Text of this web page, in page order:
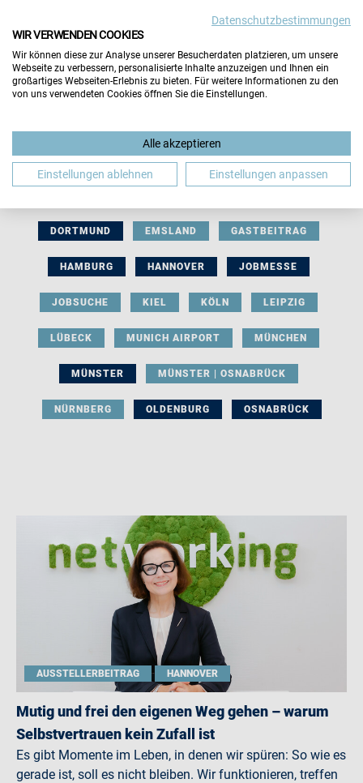
BERUFLICHE ORIENTIERUNG BEWERBUNG
DORTMUND EMSLAND GASTBEITRAG
HAMBURG HANNOVER JOBMESSE
JOBSUCHE KIEL KÖLN LEIPZIG
LÜBECK MUNICH AIRPORT MÜNCHEN
MÜNSTER MÜNSTER | OSNABRÜCK
NÜRNBERG OLDENBURG OSNABRÜCK
AUSSTELLERBEITRAG HANNOVER
Mutig und frei den eigenen Weg gehen – warum
Selbstvertrauen kein Zufall ist
Es gibt Momente im Leben, in denen wir spüren: So wie es
gerade ist, soll es nicht bleiben. Wir funktionieren, treffen
Datenschutzbestimmungen
WIR VERWENDEN COOKIES
Wir können diese zur Analyse unserer Besucherdaten platzieren, um unsere
Webseite zu verbessern, personalisierte Inhalte anzuzeigen und Ihnen ein
großartiges Webseiten-Erlebnis zu bieten. Für weitere Informationen zu den
von uns verwendeten Cookies öffnen Sie die Einstellungen.
Alle akzeptieren
Einstellungen ablehnen Einstellungen anpassen